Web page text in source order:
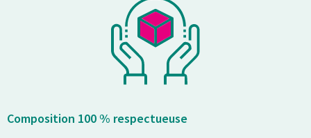
Composition 100 % respectueuse